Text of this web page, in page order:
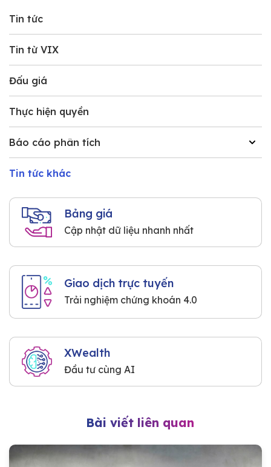
Tin tức
Tin từ VIX
Đấu giá
Thực hiện quyền
Báo cáo phân tích
Tin tức khác
Bảng giá
Cập nhật dữ liệu nhanh nhất
Giao dịch trực tuyến
Trải nghiệm chứng khoán 4.0
XWealth
Đầu tư cùng AI
Bài viết liên quan